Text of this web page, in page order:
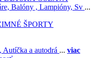
Balóny , Lampióny, Sv ...
ŠPORTY
Autíčka a autodrá ... viac